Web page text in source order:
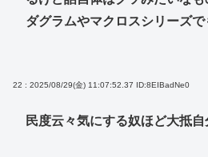
ダグラムやマクロスシリーズ
22 : 2025/08/29(金) 11:07:52.37 ID:8EIBadNe0
民度云々気にする奴ほど大抵